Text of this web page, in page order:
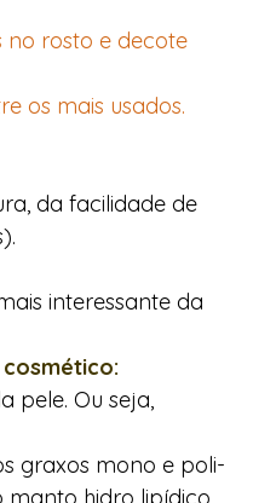
no rosto e decote
os mais usados.
da facilidade de
interessante da
pele. Ou seja,
graxos mono e poli-